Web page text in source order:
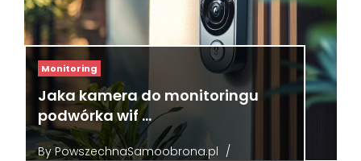
Monitoring
Jaka kamera do monitoringu
podwórka wif …
ByPowszechnaSamoobrona.pl /